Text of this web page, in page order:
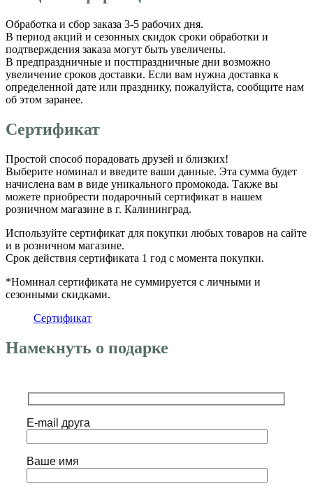
Обработка и сбор заказа 3-5 рабочих дня.
В период акций и сезонных скидок сроки обработки и
подтверждения заказа могут быть увеличены.
В предпраздничные и постпраздничные дни возможно
увеличение сроков доставки. Если вам нужна доставка к
определенной дате или празднику, пожалуйста, сообщите нам
об этом заранее.
Сертификат
Простой способ порадовать друзей и близких!
Выберите номинал и введите ваши данные. Эта сумма будет
начислена вам в виде уникального промокода. Также вы
можете приобрести подарочный сертификат в нашем
розничном магазине в г. Калининград.
Используйте сертификат для покупки любых товаров на сайте
и в розничном магазине.
Срок действия сертификата 1 год с момента покупки.
*Номинал сертификата не суммируется с личными и
сезонными скидками.
Сертификат
Намекнуть о подарке
E-mail друга
Ваше имя